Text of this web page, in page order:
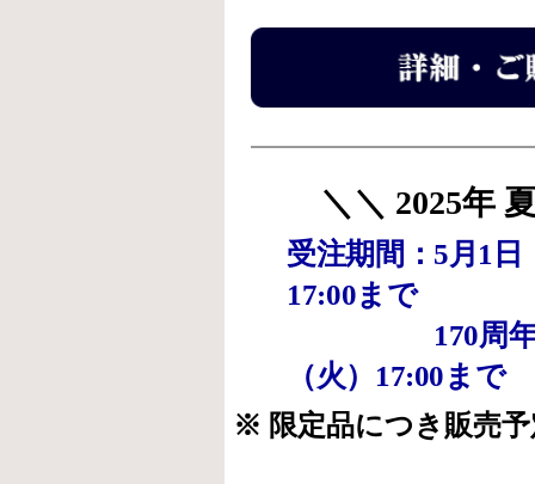
＼＼ 2025年
受注期間：5月1日
17:00まで
170周年記念
（火）17:00まで
※ 限定品につき販売